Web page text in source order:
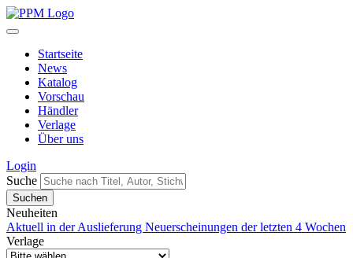
Startseite
News
Katalog
Vorschau
Händler
Verlage
Über uns
Login
Suche
Neuheiten
Aktuell in der Auslieferung Neuerscheinungen der letzten 4 Wochen
Verlage